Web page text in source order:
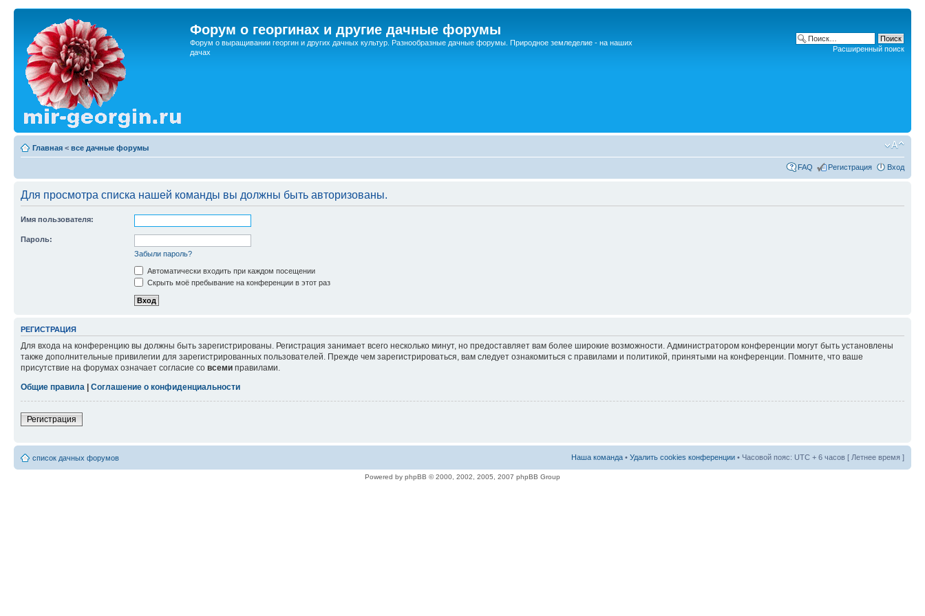
Форум о георгинах и другие дачные форумы
Форум о выращивании георгин и других дачных культур. Разнообразные дачные форумы. Природное земледелие - на наших
дачах
Расширенный поиск
Главная < все дачные форумы
FAQ Регистрация Вход
Для просмотра списка нашей команды вы должны быть авторизованы.
Имя пользователя:
Пароль:
Забыли пароль?
Автоматически входить при каждом посещении
Скрыть моё пребывание на конференции в этот раз
РЕГИСТРАЦИЯ
Для входа на конференцию вы должны быть зарегистрированы. Регистрация занимает всего несколько минут, но предоставляет вам более широкие возможности. Администратором конференции могут быть установлены
также дополнительные привилегии для зарегистрированных пользователей. Прежде чем зарегистрироваться, вам следует ознакомиться с правилами и политикой, принятыми на конференции. Помните, что ваше
присутствие на форумах означает согласие со всеми правилами.
Общие правила | Соглашение о конфиденциальности
Регистрация
список дачных форумов Наша команда • Удалить cookies конференции • Часовой пояс: UTC + 6 часов [ Летнее время ]
Powered by phpBB © 2000, 2002, 2005, 2007 phpBB Group